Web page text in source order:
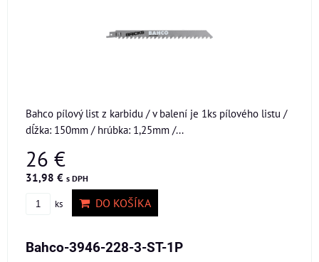
Bahco pílový list z karbidu / v balení je 1ks pílového listu /
dĺžka: 150mm / hrúbka: 1,25mm /...
26 €
31,98 € s DPH
ks DO KOŠÍKA
Bahco-3946-228-3-ST-1P